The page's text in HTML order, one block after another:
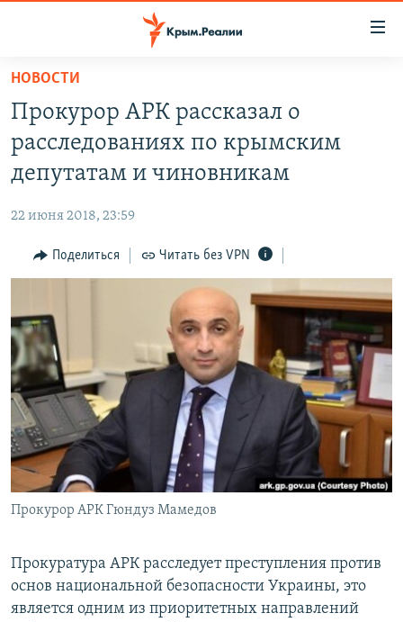
Вернуться
основному
содержанию
Вернутся
главной
Вернутся
СПЕЦПРОЕКТЫ
11 ЛЕТ ОККУПАЦИИ КРЫМА. 11 ИСТОРИЙ СОПРОТИВЛЕНИЯ
ВОДА
ЕЩЕ
ИНТЕРАКТИВ
ТЕЛЕПРОЕКТ КРЫМ.РЕАЛИИ
СОВЕТЫ ПРАВОЗАЩИТНИКОВ
ПРОПАВШИЕ БЕЗ ВЕСТИ
ПОБЕДИТЕЛЕЙ НЕ СУДЯТ?
КРЫМ.НЕПОКОРЕННЫЙ
ELIFBE
УКРАИНСКАЯ ПРОБЛЕМА КРЫМА
РАДІО СВОБОДА
КАК ОБОЙТИ БЛОКИРОВКУ
Українською
Qırımtatar
ПРИСОЕДИНЯЙТЕСЬ!
НОВОСТИ
Прокурор АРК рассказал о
расследованиях по крымским
депутатам и чиновникам
22 июня 2018, 23:59
Поделиться Читать без VPN
Прокурор АРК Гюндуз Мамедов
Прокуратура АРК расследует преступления против
основ национальной безопасности Украины, это
является одним из приоритетных направлений